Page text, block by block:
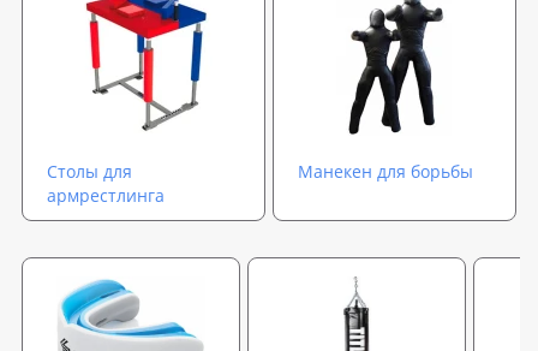
Столы для
армрестлинга
Манекен для борьбы